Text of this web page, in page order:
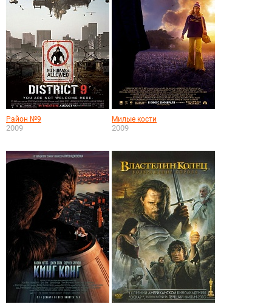
Район №9
2009
Милые кости
2009